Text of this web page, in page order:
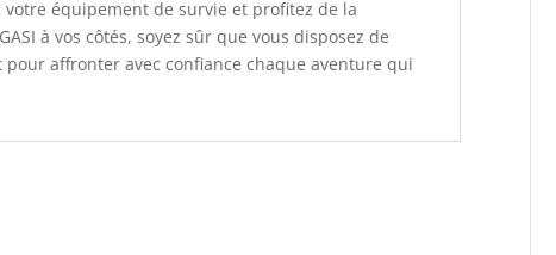
équipement de survie et profitez de la
à vos côtés, soyez sûr que vous disposez de
affronter avec confiance chaque aventure qui